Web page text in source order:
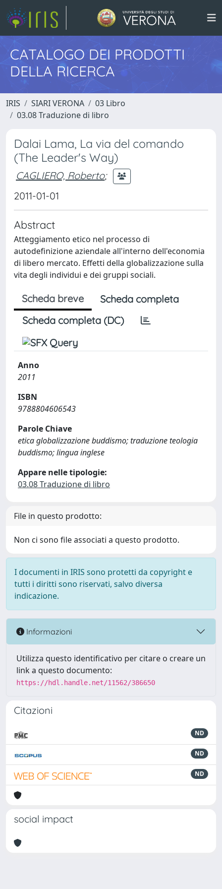
CATALOGO DEI PRODOTTI
DELLA RICERCA
IRIS SIARI VERONA
03 Libro
03.08 Traduzione di libro
Dalai Lama, La via del comando
(The Leader's Way)
CAGLIERO, Roberto;
2011-01-01
Abstract
Atteggiamento etico nel processo di
autodefinizione aziendale all'interno dell'economia
di libero mercato. Effetti della globalizzazione sulla
vita degli individui e dei gruppi sociali.
Scheda breve
Scheda completa
Scheda completa (DC)
Anno
2011
ISBN
9788804606543
Parole Chiave
etica globalizzazione buddismo; traduzione teologia
buddismo; lingua inglese
Appare nelle tipologie:
03.08 Traduzione di libro
File in questo prodotto:
Non ci sono file associati a questo prodotto.
I documenti in IRIS sono protetti da copyright e
tutti i diritti sono riservati, salvo diversa
indicazione.
Informazioni
Utilizza questo identificativo per citare o creare un
link a questo documento:
https://hdl.handle.net/11562/386650
Citazioni
ND
ND
ND
social impact